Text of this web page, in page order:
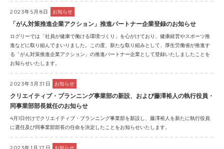
2023年5月8日 お知らせ
「がん対策推進企業アクション」推進パートナー企業登録のお知らせ
ログリーでは「社員が健康で働ける環境づくり」を心がけており、健康経営やスポーツ推
進などに取り組んでまいりました。この度、新たな取り組みとして、厚生労働省が推進す
る「がん対策推進企業アクション」の推進パートナー企業として登録いたしましたことを
お知らせいたします。
2023年3月31日 お知らせ
クリエイティブ・プランニング事業部の新設、および藤澤裕人の執行役員・
同事業部部長就任のお知らせ
4月1日付けでクリエイティブ・プランニング事業部を新設し、藤澤裕人を新たに執行役員
に選任及び同事業部部長の任命を決定したことをお知らせいたします。